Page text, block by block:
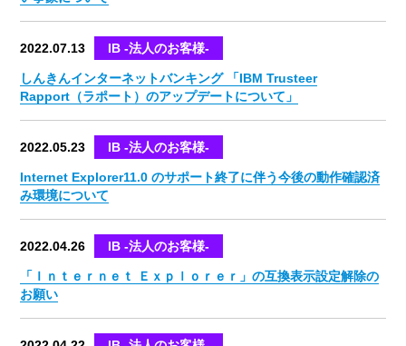
2022.07.13 IB -法人のお客様-
しんきんインターネットバンキング 「IBM Trusteer
Rapport（ラポート）のアップデートについて」
2022.05.23 IB -法人のお客様-
Internet Explorer11.0 のサポート終了に伴う今後の動作確認済
み環境について
2022.04.26 IB -法人のお客様-
「Ｉｎｔｅｒｎｅｔ Ｅｘｐｌｏｒｅｒ」の互換表示設定解除の
お願い